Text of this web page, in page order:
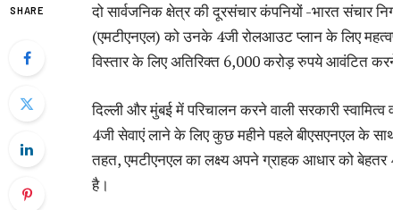
SHARE
दो सार्वजनिक क्षेत्र की दूरसंचार कंपनियों -भारत संचार
(एमटीएनएल) को उनके 4जी रोलआउट प्लान के लिए
विस्तार के लिए अतिरिक्त 6,000 करोड़ रुपये आवंटित
दिल्ली और मुंबई में परिचालन करने वाली सरकारी
4जी सेवाएं लाने के लिए कुछ महीने पहले बीएसएनएल के
तहत, एमटीएनएल का लक्ष्य अपने ग्राहक आधार को
है।